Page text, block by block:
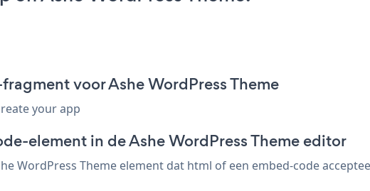
voor Ashe WordPress Theme
your app
element in de Ashe WordPress Theme editor
WordPress Theme element dat html of een embed-code